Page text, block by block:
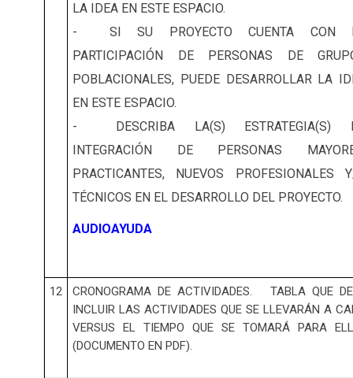
LA IDEA EN ESTE ESPACIO.
- SI SU PROYECTO CUENTA CON
PARTICIPACIÓN DE PERSONAS DE
POBLACIONALES, PUEDE DESARROLLAR LA
EN ESTE ESPACIO.
- DESCRIBA LA(S) ESTRATEGIA(S)
INTEGRACIÓN DE PERSONAS
PRACTICANTES, NUEVOS PROFESIONALES
TÉCNICOS EN EL DESARROLLO DEL PROYECTO.
AUDIOAYUDA
12
CRONOGRAMA DE ACTIVIDADES. TABLA QUE
INCLUIR LAS ACTIVIDADES QUE SE LLEVARÁN A
VERSUS EL TIEMPO QUE SE TOMARÁ PARA
(DOCUMENTO EN PDF).